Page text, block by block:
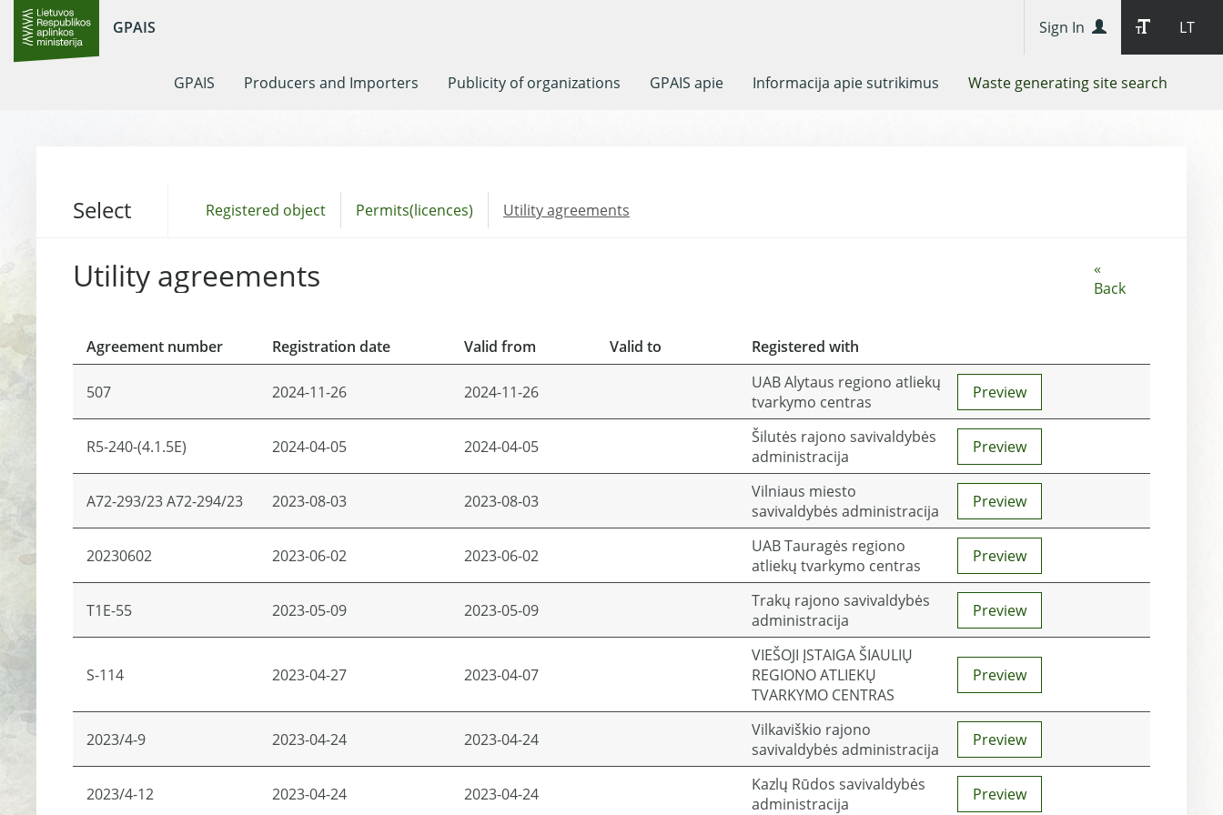
GPAIS LT
Sign In
GPAIS Producers and Importers Publicity of organizations GPAIS apie Informacija apie sutrikimus Waste generating site search
Select Registered object Permits(licences) Utility agreements
«
Back
Utility agreements
Agreement number Registration date Valid from Valid to Registered with
507 2024-11-26 2024-11-26
UAB Alytaus regiono atliekų
tvarkymo centras
Preview
R5-240-(4.1.5E) 2024-04-05 2024-04-05
Šilutės rajono savivaldybės
administracija
Preview
A72-293/23 A72-294/23 2023-08-03 2023-08-03
Vilniaus miesto
savivaldybės administracija
Preview
20230602 2023-06-02 2023-06-02
UAB Tauragės regiono
atliekų tvarkymo centras
Preview
T1E-55 2023-05-09 2023-05-09
Trakų rajono savivaldybės
administracija
Preview
S-114 2023-04-27 2023-04-07
VIEŠOJI ĮSTAIGA ŠIAULIŲ
REGIONO ATLIEKŲ
TVARKYMO CENTRAS
Preview
2023/4-9 2023-04-24 2023-04-24
Vilkaviškio rajono
savivaldybės administracija
Preview
2023/4-12 2023-04-24 2023-04-24
Kazlų Rūdos savivaldybės
administracija
Preview